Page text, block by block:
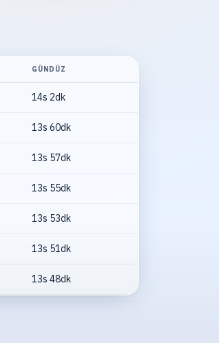
GÜNDÜZ
14s 2dk
13s 60dk
13s 57dk
13s 55dk
13s 53dk
13s 51dk
13s 48dk